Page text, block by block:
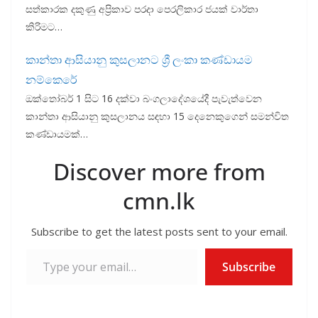
සත්කාරක දකුණු අප්‍රිකාව පරදා පෙරලිකාර ජයක් වාර්තා
කිරිමට…
කාන්තා ආසියානු කුසලානට ශ්‍රී ලංකා කණ්ඩායම
නම්කෙරේ
ඔක්තෝබර් 1 සිට 16 දක්වා බංගලාදේශයේදී පැවැත්වෙන
කාන්තා ආසියානු කුසලානය සඳහා 15 දෙනෙකුගෙන් සමන්විත
කණ්ඩායමක්…
Discover more from
cmn.lk
Subscribe to get the latest posts sent to your email.
Subscribe